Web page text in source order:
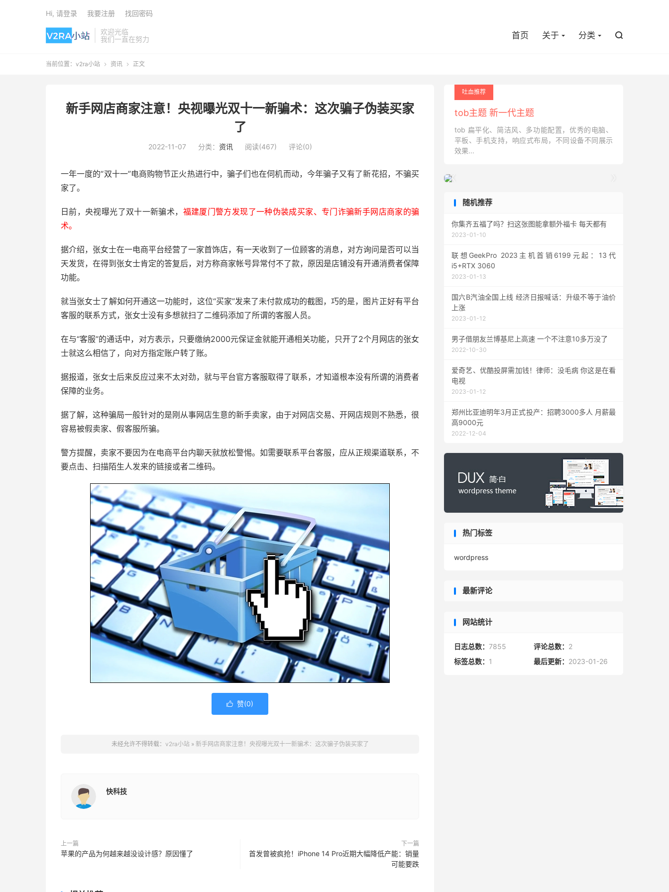
欢迎光临
我们一直在努力
首页 关于 分类 
Hi, 请登录 我要注册 找回密码
当前位置： v2ra小站  资讯  正文
新手网店商家注意！央视曝光双十一新骗术：这次骗子伪装买家
了
2022-11-07 分类： 资讯 阅读(467) 评论(0)
一年一度的“双十一”电商购物节正火热进行中，骗子们也在伺机而动，今年骗子又有了新花招，不骗买
家了。
日前，央视曝光了双十一新骗术， 福建厦门警方发现了一种伪装成买家、专门诈骗新手网店商家的骗
术。
据介绍，张女士在一电商平台经营了一家首饰店，有一天收到了一位顾客的消息，对方询问是否可以当
天发货，在得到张女士肯定的答复后，对方称商家帐号异常付不了款，原因是店铺没有开通消费者保障
功能。
就当张女士了解如何开通这一功能时，这位“买家”发来了未付款成功的截图，巧的是，图片正好有平台
客服的联系方式，张女士没有多想就扫了二维码添加了所谓的客服人员。
在与“客服”的通话中，对方表示，只要缴纳2000元保证金就能开通相关功能，只开了2个月网店的张女
士就这么相信了，向对方指定账户转了账。
据报道，张女士后来反应过来不太对劲，就与平台官方客服取得了联系，才知道根本没有所谓的消费者
保障的业务。
据了解，这种骗局一般针对的是刚从事网店生意的新手卖家，由于对网店交易、开网店规则不熟悉，很
容易被假卖家、假客服所骗。
警方提醒，卖家不要因为在电商平台内聊天就放松警惕。如需要联系平台客服，应从正规渠道联系，不
要点击、扫描陌生人发来的链接或者二维码。
 赞(0)
未经允许不得转载： v2ra小站» 新手网店商家注意！央视曝光双十一新骗术：这次骗子伪装买家了
快科技
上一篇
苹果的产品为何越来越没设计感？原因懂了
下一篇
首发曾被疯抢！iPhone 14 Pro近期大幅降低产能：销量
可能要跌
吐血推荐
tob主题 新一代主题
tob 扁平化、简洁风、多功能配置，优秀的电脑、
平板、手机支持，响应式布局，不同设备不同展示
效果...

随机推荐
你集齐五福了吗？扫这张图能拿额外福卡 每天都有
2023-01-10
联想GeekPro 2023主机首销6199元起：13代
i5+RTX 3060
2023-01-13
国六B汽油全国上线 经济日报喊话：升级不等于油价
上涨
2023-01-12
男子借朋友兰博基尼上高速 一个不注意10多万没了
2022-10-30
爱奇艺、优酷投屏需加钱！律师：没毛病 你这是在看
电视
2023-01-12
郑州比亚迪明年3月正式投产：招聘3000多人 月薪最
高9000元
2022-12-04
热门标签
wordpress
最新评论
网站统计
日志总数： 7855 评论总数： 2
标签总数： 1 最后更新： 2023-01-26